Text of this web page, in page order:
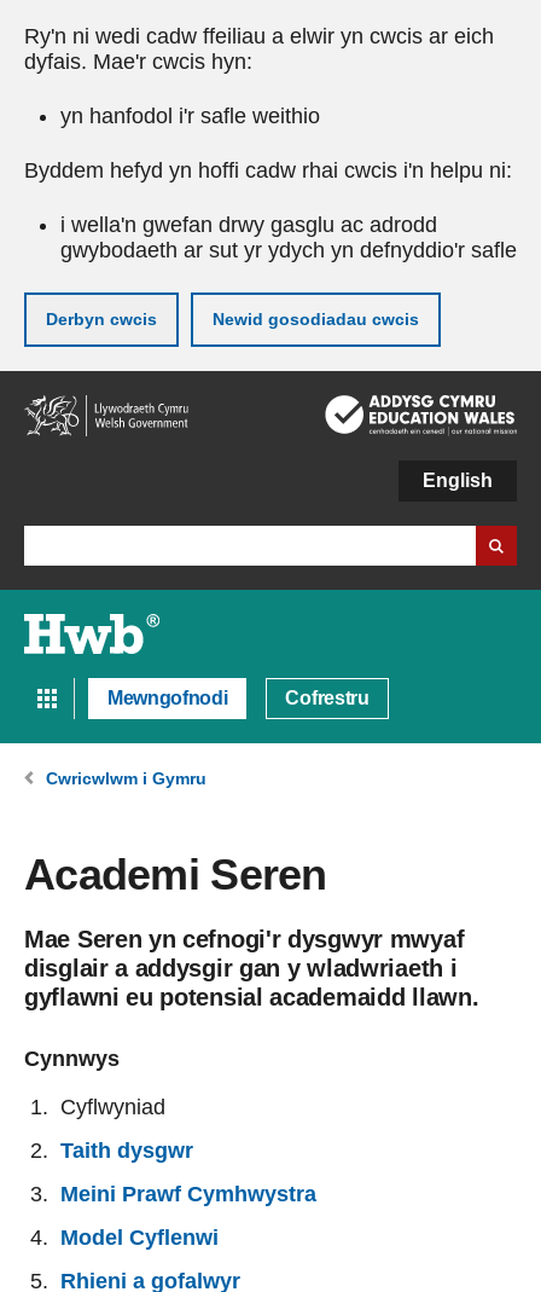
Ry'n ni wedi cadw ffeiliau a elwir yn cwcis ar eich
dyfais. Mae'r cwcis hyn:
yn hanfodol i'r safle weithio
Byddem hefyd yn hoffi cadw rhai cwcis i'n helpu ni:
i wella'n gwefan drwy gasglu ac adrodd
gwybodaeth ar sut yr ydych yn defnyddio'r safle
Derbyn cwcis Newid gosodiadau cwcis
Neidio
i'r
prif
English
Mewngofnodi Cofrestru
Cwricwlwm i Gymru
Academi Seren
Mae Seren yn cefnogi'r dysgwyr mwyaf
disglair a addysgir gan y wladwriaeth i
gyflawni eu potensial academaidd llawn.
Cynnwys
Cyflwyniad
Taith dysgwr
Meini Prawf Cymhwystra
Model Cyflenwi
Rhieni a gofalwyr